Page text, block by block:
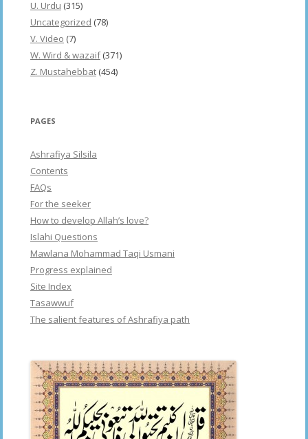
U. Urdu (315)
Uncategorized (78)
V. Video (7)
W. Wird & wazaif(371)
Z. Mustahebbat (454)
PAGES
Ashrafiya Silsila
Contents
FAQs
For the seeker
How to develop Allah’s love?
Islahi Questions
Mawlana Mohammad Taqi Usmani
Progress explained
Site Index
Tasawwuf
The salient features of Ashrafiya path